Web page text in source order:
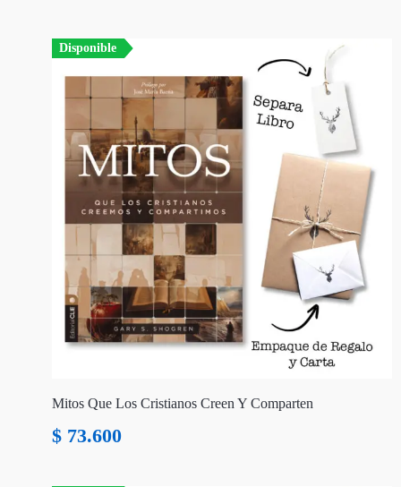
Disponible
Mitos Que Los Cristianos Creen Y Comparten
$ 73.600